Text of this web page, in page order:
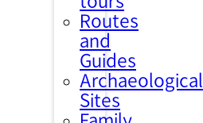
Routes
and
Guides
Archaeological
Sites